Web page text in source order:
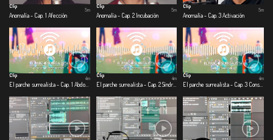
Clip
Anomalía - Cap. 1 Afección
5m
Clip
Anomalía - Cap. 2 Incubación
5m
Clip
Anomalía - Cap. 3 Activación
5m
Clip
4m
Clip
El parche surrealista - Cap. 2 Síndrome de cuarentena
4m
Clip
4m